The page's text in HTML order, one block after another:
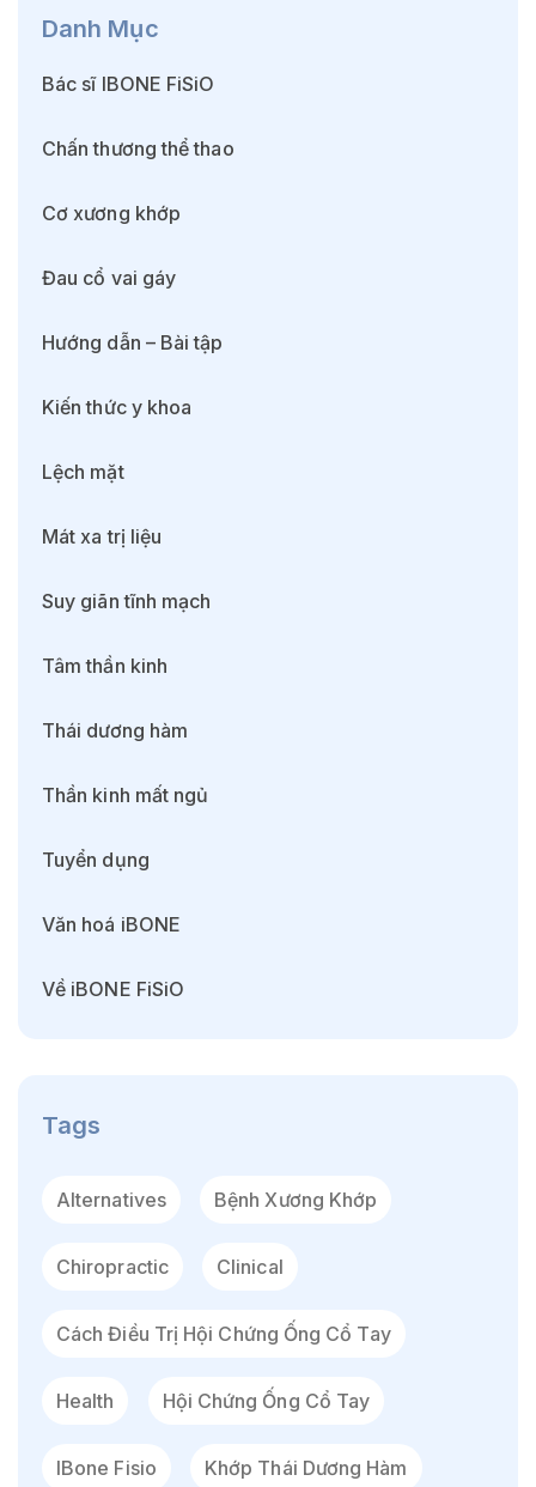
Danh Mục
Bác sĩ IBONE FiSiO
Chấn thương thể thao
Cơ xương khớp
Đau cổ vai gáy
Hướng dẫn – Bài tập
Kiến thức y khoa
Lệch mặt
Mát xa trị liệu
Suy giãn tĩnh mạch
Tâm thần kinh
Thái dương hàm
Thần kinh mất ngủ
Tuyển dụng
Văn hoá iBONE
Về iBONE FiSiO
Tags
Alternatives Bệnh Xương Khớp
Chiropractic Clinical
Cách Điều Trị Hội Chứng Ống Cổ Tay
Health Hội Chứng Ống Cổ Tay
IBone Fisio Khớp Thái Dương Hàm